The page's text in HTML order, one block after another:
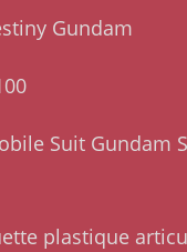
Gundam
Suit Gundam
plastique